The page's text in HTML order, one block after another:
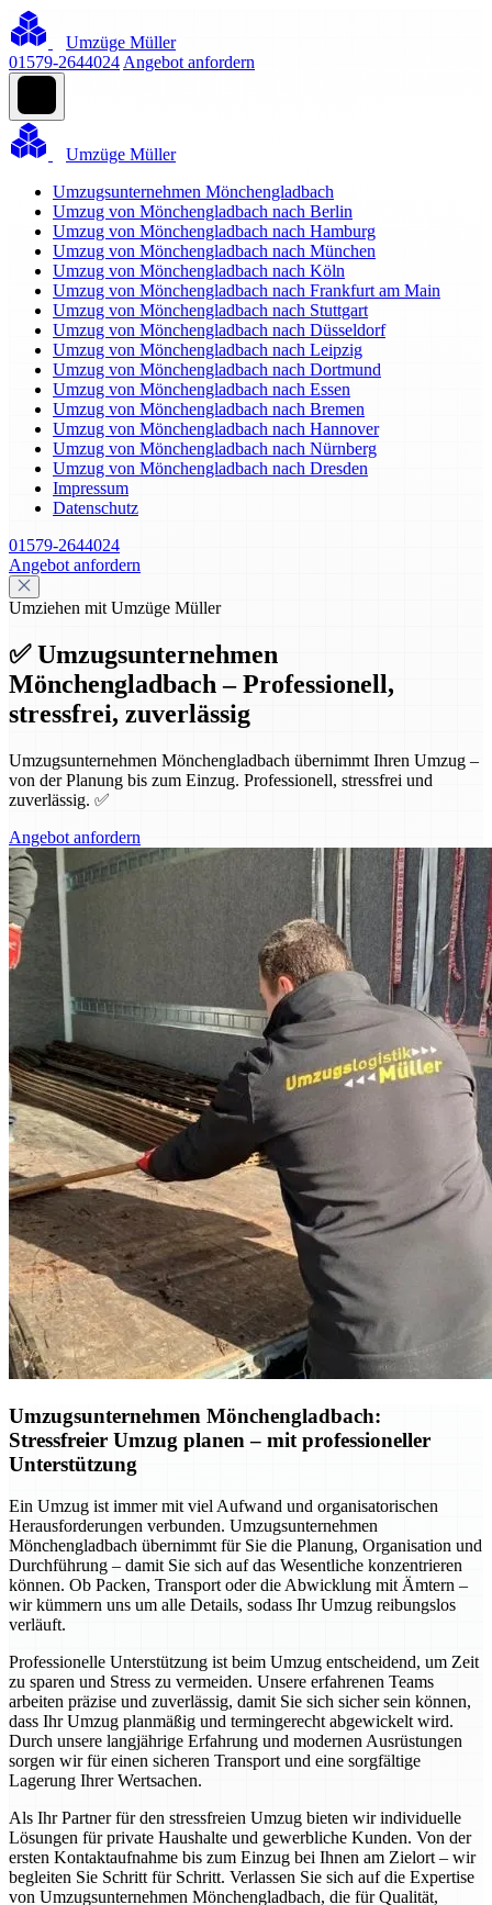
Umzüge Müller
01579-2644024 Angebot anfordern
Umzüge Müller
Umzugsunternehmen Mönchengladbach
Umzug von Mönchengladbach nach Berlin
Umzug von Mönchengladbach nach Hamburg
Umzug von Mönchengladbach nach München
Umzug von Mönchengladbach nach Köln
Umzug von Mönchengladbach nach Frankfurt am Main
Umzug von Mönchengladbach nach Stuttgart
Umzug von Mönchengladbach nach Düsseldorf
Umzug von Mönchengladbach nach Leipzig
Umzug von Mönchengladbach nach Dortmund
Umzug von Mönchengladbach nach Essen
Umzug von Mönchengladbach nach Bremen
Umzug von Mönchengladbach nach Hannover
Umzug von Mönchengladbach nach Nürnberg
Umzug von Mönchengladbach nach Dresden
Impressum
Datenschutz
01579-2644024
Angebot anfordern
Umziehen mit Umzüge Müller
✅ Umzugsunternehmen
Mönchengladbach – Professionell,
stressfrei, zuverlässig
Umzugsunternehmen Mönchengladbach übernimmt Ihren Umzug –
von der Planung bis zum Einzug. Professionell, stressfrei und
zuverlässig. ✅
Angebot anfordern
Umzugsunternehmen Mönchengladbach:
Stressfreier Umzug planen – mit professioneller
Unterstützung
Ein Umzug ist immer mit viel Aufwand und organisatorischen
Herausforderungen verbunden. Umzugsunternehmen
Mönchengladbach übernimmt für Sie die Planung, Organisation und
Durchführung – damit Sie sich auf das Wesentliche konzentrieren
können. Ob Packen, Transport oder die Abwicklung mit Ämtern –
wir kümmern uns um alle Details, sodass Ihr Umzug reibungslos
verläuft.
Professionelle Unterstützung ist beim Umzug entscheidend, um Zeit
zu sparen und Stress zu vermeiden. Unsere erfahrenen Teams
arbeiten präzise und zuverlässig, damit Sie sich sicher sein können,
dass Ihr Umzug planmäßig und termingerecht abgewickelt wird.
Durch unsere langjährige Erfahrung und modernen Ausrüstungen
sorgen wir für einen sicheren Transport und eine sorgfältige
Lagerung Ihrer Wertsachen.
Als Ihr Partner für den stressfreien Umzug bieten wir individuelle
Lösungen für private Haushalte und gewerbliche Kunden. Von der
ersten Kontaktaufnahme bis zum Einzug bei Ihnen am Zielort – wir
begleiten Sie Schritt für Schritt. Verlassen Sie sich auf die Expertise
von Umzugsunternehmen Mönchengladbach, die für Qualität,